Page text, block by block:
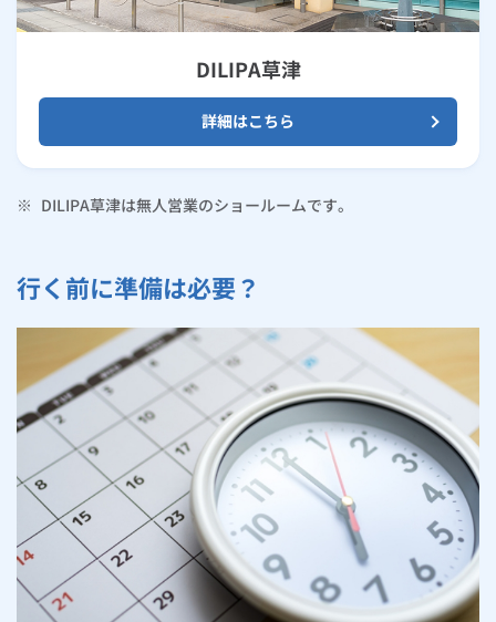
DILIPA草津
詳細はこちら
※ DILIPA草津は無人営業のショールームです。
行く前に準備は必要？